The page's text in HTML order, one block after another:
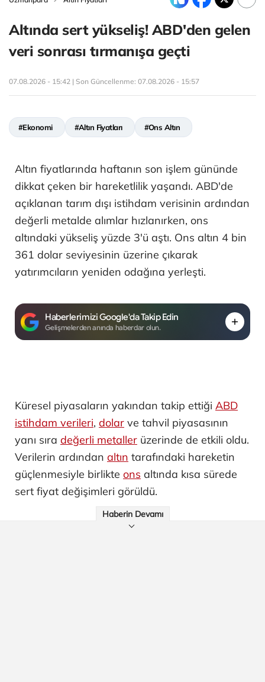
Altında sert yükseliş! ABD'den gelen
veri sonrası tırmanışa geçti
07.08.2026 - 15:42 | Son Güncellenme: 07.08.2026 - 15:57
#Ekonomi #Altın Fiyatları #Ons Altın
Altın fiyatlarında haftanın son işlem gününde
dikkat çeken bir hareketlilik yaşandı. ABD'de
açıklanan tarım dışı istihdam verisinin ardından
değerli metalde alımlar hızlanırken, ons
altındaki yükseliş yüzde 3'ü aştı. Ons altın 4 bin
361 dolar seviyesinin üzerine çıkarak
yatırımcıların yeniden odağına yerleşti.
Haberlerimizi Google'da Takip Edin
Gelişmelerden anında haberdar olun.
Küresel piyasaların yakından takip ettiği ABD
istihdam verileri, dolar ve tahvil piyasasının
yanı sıra değerli metaller üzerinde de etkili oldu.
Verilerin ardından altın tarafındaki hareketin
güçlenmesiyle birlikte ons altında kısa sürede
sert fiyat değişimleri görüldü.
Haberin Devamı